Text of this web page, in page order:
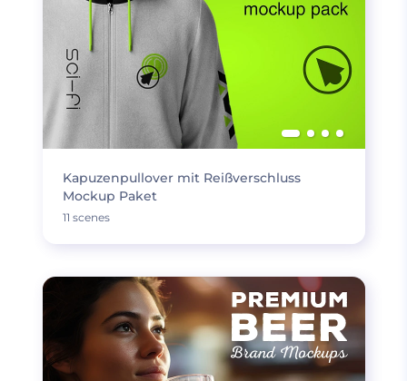
Kapuzenpullover mit Reißverschluss
Mockup Paket
11 scenes